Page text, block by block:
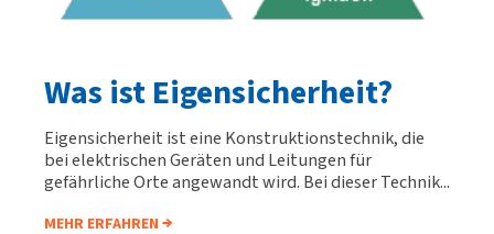
Was ist Eigensicherheit?
Eigensicherheit ist eine Konstruktionstechnik, die
bei elektrischen Geräten und Leitungen für
gefährliche Orte angewandt wird. Bei dieser Technik...
MEHR ERFAHREN